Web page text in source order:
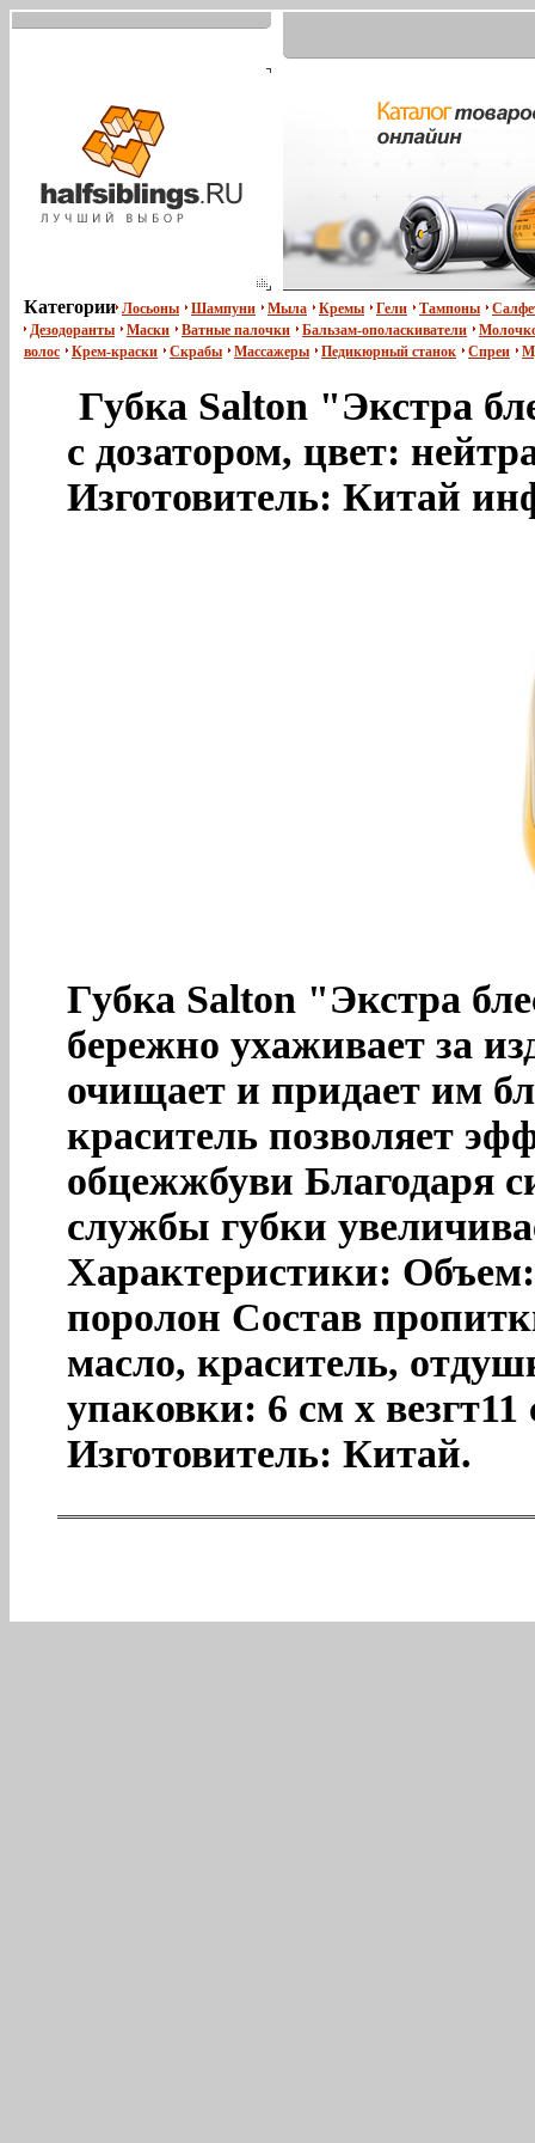
Категории Лосьоны Шампуни Мыла Кремы Гели Тампоны
Дезодоранты
Маски Ватные палочки Бальзам-ополаскиватели
волос
Крем-краски Скрабы Массажеры Педикюрный станок Спреи
Губка Salton "Экстра
с дозатором, цвет:
Изготовитель: Китай
Губка Salton "Экстра
бережно ухаживает за
очищает и придает им
краситель позволяет
обцежжбуви Благодаря
службы губки
Характеристики:
поролон Состав
масло, краситель,
упаковки: 6 см х
Изготовитель: Китай.